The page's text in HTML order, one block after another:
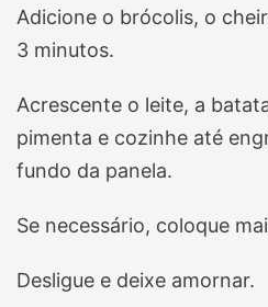
Adicione o brócolis, o
3 minutos.
Acrescente o leite, a
pimenta e cozinhe até
fundo da panela.
Se necessário, coloque
Desligue e deixe amornar.